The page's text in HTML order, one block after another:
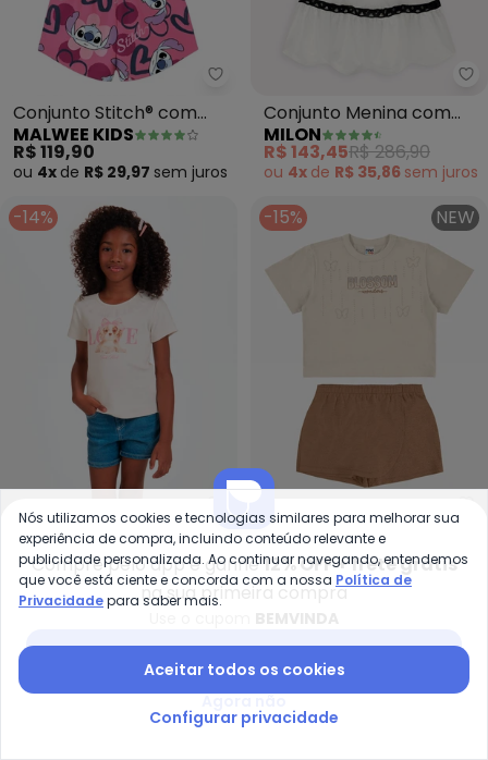
Malwee Kids - Conjunto
Conjunto Stitch® com
Glitter (Bege)
MALWEE KIDS
R$ 119,90
ou 4x de R$ 29,97 sem juros
Conjunto Menina com
Aviamentos (Off White)
MILON
R$ 143,45R$ 286,90
ou 4x de R$ 35,86 sem juros
-14%
Trick Nick - Conjunto Feminino
Conjunto Feminino Blusa
com Shorts (Bege)
TRICK NICK
A partir deR$ 119,99R$ 139,99
ou4xdeR$ 29,99semjuros
-15% NEW
Conjunto Blusa com
Shorts Saia Infantil
ROVI KIDS
R$ 135,98R$ 159,99
NEW -50%
Compre pelo app e ganhe12% OFF + frete grátis
na sua primeira compra
Nós utilizamos cookies e tecnologias similares para melhorar sua
experiência de compra, incluindo conteúdo relevante e
publicidade personalizada. Ao continuar navegando, entendemos
que você está ciente e concorda com a nossa Política de
Privacidadepara saber mais.
Aceitar todos os cookies
Configurar privacidade